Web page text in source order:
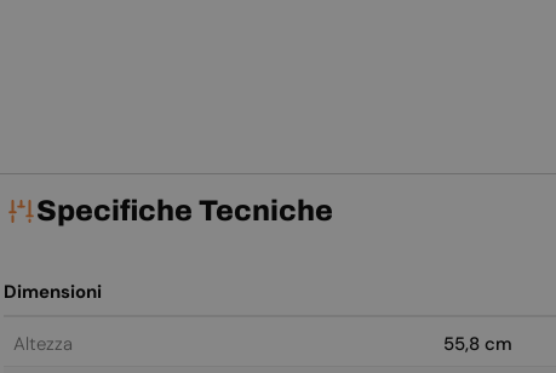
Specifiche Tecniche
Dimensioni
Altezza
55,8 cm